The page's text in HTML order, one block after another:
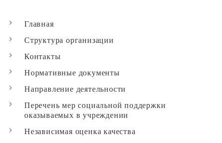
Главная
Структура организации
Контакты
Нормативные документы
Направление деятельности
Перечень мер социальной поддержки
оказываемых в учреждении
Независимая оценка качества